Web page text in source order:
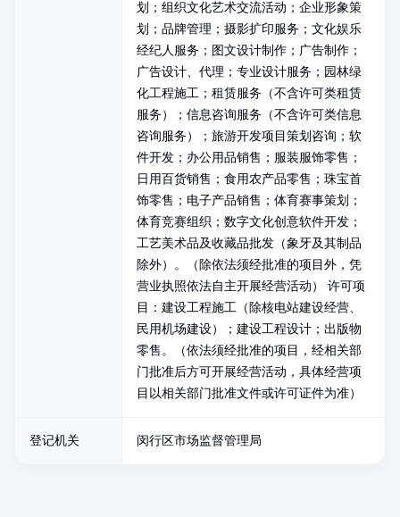
划；组织文化艺术交流活动；企业形象策
划；品牌管理；摄影扩印服务；文化娱乐
经纪人服务；图文设计制作；广告制作；
广告设计、代理；专业设计服务；园林绿
化工程施工；租赁服务（不含许可类租赁
服务）；信息咨询服务（不含许可类信息
咨询服务）；旅游开发项目策划咨询；软
件开发；办公用品销售；服装服饰零售；
日用百货销售；食用农产品零售；珠宝首
饰零售；电子产品销售；体育赛事策划；
体育竞赛组织；数字文化创意软件开发；
工艺美术品及收藏品批发（象牙及其制品
除外）。（除依法须经批准的项目外，凭
营业执照依法自主开展经营活动） 许可项
目：建设工程施工（除核电站建设经营、
民用机场建设）；建设工程设计；出版物
零售。（依法须经批准的项目，经相关部
门批准后方可开展经营活动，具体经营项
目以相关部门批准文件或许可证件为准）
登记机关 闵行区市场监督管理局